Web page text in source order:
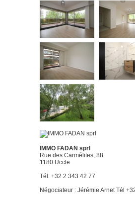
IMMO FADAN sprl
Rue des Carmélites, 88
1180 Uccle
Tél: +32 2 343 42 77
Négociateur : Jérémie Arnet Tél